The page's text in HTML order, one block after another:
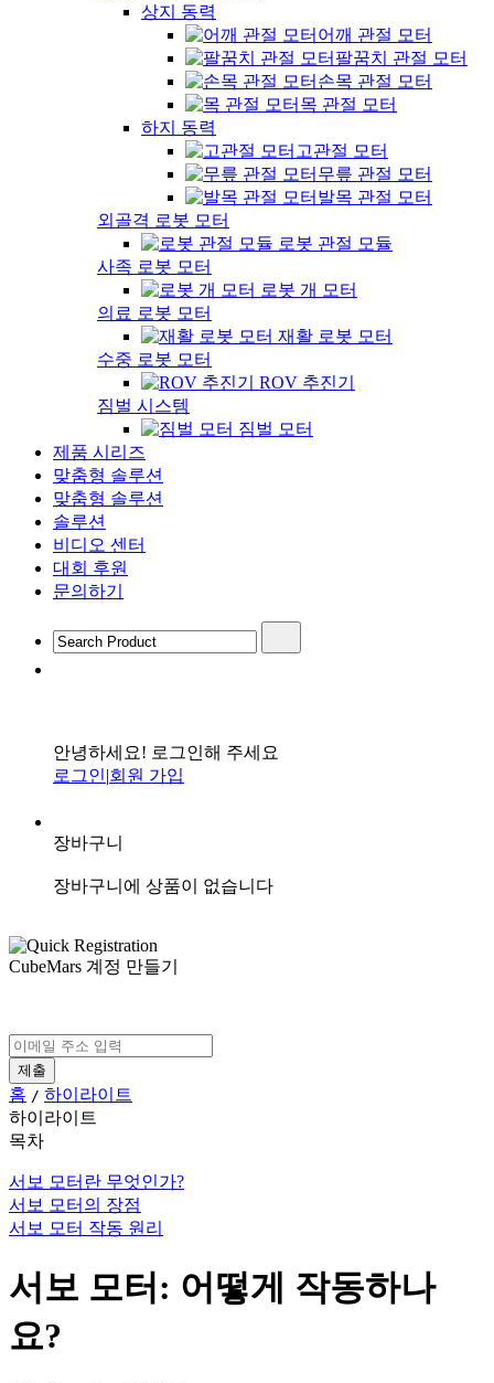
상지 동력
어깨 관절 모터
팔꿈치 관절 모터
손목 관절 모터
목 관절 모터
하지 동력
고관절 모터
무릎 관절 모터
발목 관절 모터
외골격 로봇 모터
로봇 관절 모듈
사족 로봇 모터
로봇 개 모터
의료 로봇 모터
재활 로봇 모터
수중 로봇 모터
ROV 추진기
짐벌 시스템
짐벌 모터
제품 시리즈
맞춤형 솔루션
맞춤형 솔루션
솔루션
비디오 센터
대회 후원
문의하기
안녕하세요! 로그인해 주세요
로그인|회원 가입
장바구니
장바구니에 상품이 없습니다
CubeMars 계정 만들기
홈 / 하이라이트
하이라이트
목차
서보 모터란 무엇인가?
서보 모터의 장점
서보 모터 작동 원리
서보 모터: 어떻게 작동하나
요?